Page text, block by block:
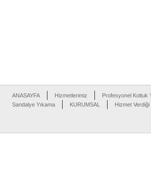
ANASAYFA Hizmetlerimiz Profesyonel Koltuk
Sandalye Yıkama
KURUMSAL Hizmet